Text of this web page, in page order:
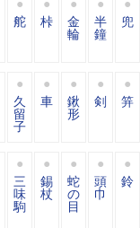
舵 桛 金
輪
半
鐘
兜
久
留
子
車 鍬
形
剣 笄
三
味
駒
錫
杖
蛇
の
目
頭
巾
鈴